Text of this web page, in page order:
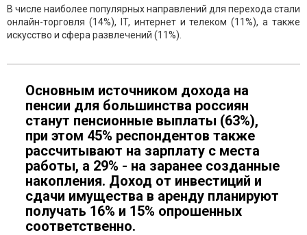
В числе наиболее популярных направлений для перехода стали
онлайн-торговля (14%), IT, интернет и телеком (11%), а также
искусство и сфера развлечений (11%).
Основным источником дохода на
пенсии для большинства россиян
станут пенсионные выплаты (63%),
при этом 45% респондентов также
рассчитывают на зарплату с места
работы, а 29% - на заранее созданные
накопления. Доход от инвестиций и
сдачи имущества в аренду планируют
получать 16% и 15% опрошенных
соответственно.